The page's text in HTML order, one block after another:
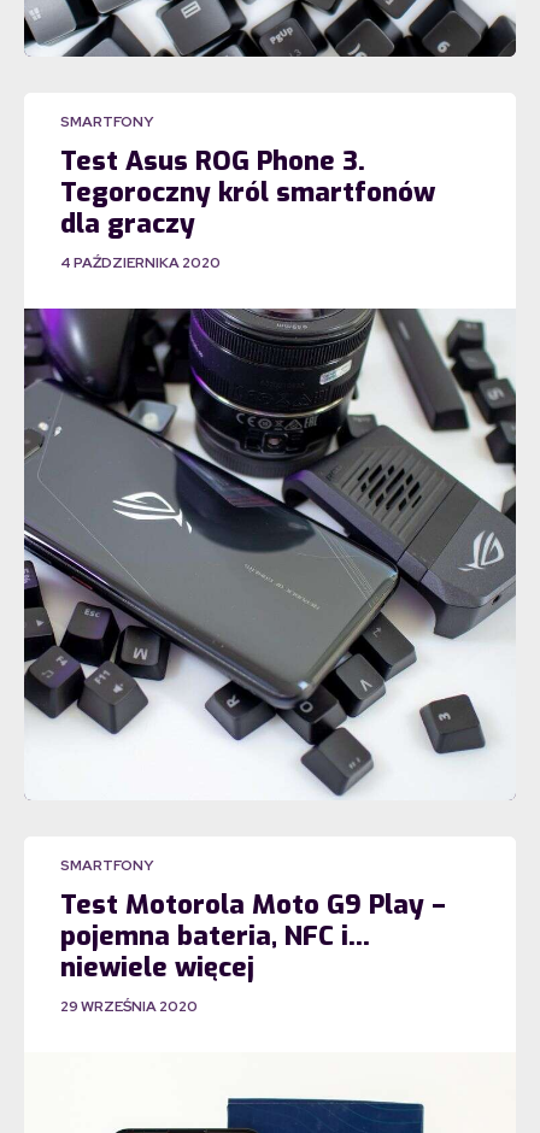
SMARTFONY
Test Asus ROG Phone 3.
Tegoroczny król smartfonów
dla graczy
4 PAŹDZIERNIKA 2020
SMARTFONY
Test Motorola Moto G9 Play –
pojemna bateria, NFC i…
niewiele więcej
29 WRZEŚNIA 2020